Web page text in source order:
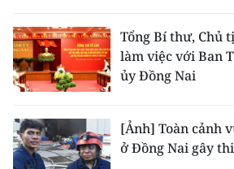
Duyên hải Nam Trung Bộ và Tây
Nguyên
Đông Nam Bộ
Đồng bằng sông Cửu Long
Chuyên trang Hà Nội
Tổng Bí thư, Chủ
làm việc với Ban
ủy Đồng Nai
[Ảnh] Toàn cảnh
ở Đồng Nai gây